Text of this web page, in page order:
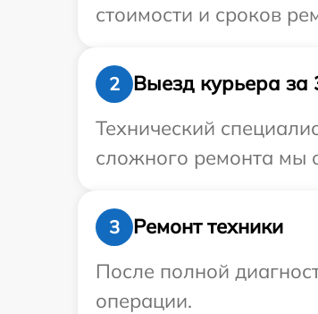
стоимости и сроков
2
Выезд курьера за
Технический
сложного ремонта мы
3
Ремонт техники
После полной
операции.